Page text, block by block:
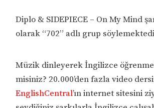
Diplo & SIDEPIECE – On My Mind
olarak “702” adlı grup
Müzik dinleyerek İngilizce
misiniz? 20.000’den fazla video
EnglishCentral’ın internet sitesini